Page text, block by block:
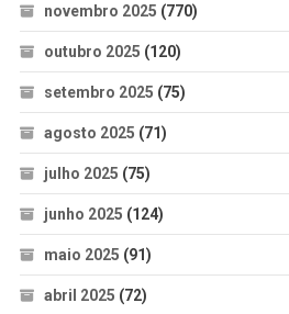
novembro 2025 (770)
outubro 2025 (120)
setembro 2025 (75)
agosto 2025 (71)
julho 2025 (75)
junho 2025 (124)
maio 2025 (91)
abril 2025 (72)